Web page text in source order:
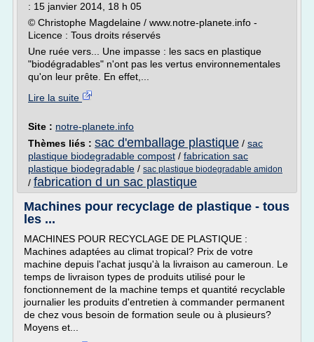
: 15 janvier 2014, 18 h 05
© Christophe Magdelaine / www.notre-planete.info -
Licence : Tous droits réservés
Une ruée vers... Une impasse : les sacs en plastique
"biodégradables" n'ont pas les vertus environnementales
qu'on leur prête. En effet,...
Lire la suite
Site : notre-planete.info
Thèmes liés : sac d'emballage plastique / sac
plastique biodegradable compost / fabrication sac
plastique biodegradable / sac plastique biodegradable amidon
/ fabrication d un sac plastique
Machines pour recyclage de plastique - tous
les ...
MACHINES POUR RECYCLAGE DE PLASTIQUE :
Machines adaptées au climat tropical? Prix de votre
machine depuis l'achat jusqu'à la livraison au cameroun. Le
temps de livraison types de produits utilisé pour le
fonctionnement de la machine temps et quantité recyclable
journalier les produits d'entretien à commander permanent
de chez vous besoin de formation seule ou à plusieurs?
Moyens et...